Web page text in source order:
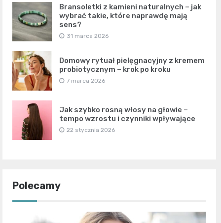
Bransoletki z kamieni naturalnych – jak
wybrać takie, które naprawdę mają
sens?
31 marca 2026
Domowy rytuał pielęgnacyjny z kremem
probiotycznym – krok po kroku
7 marca 2026
Jak szybko rosną włosy na głowie –
tempo wzrostu i czynniki wpływające
22 stycznia 2026
Polecamy